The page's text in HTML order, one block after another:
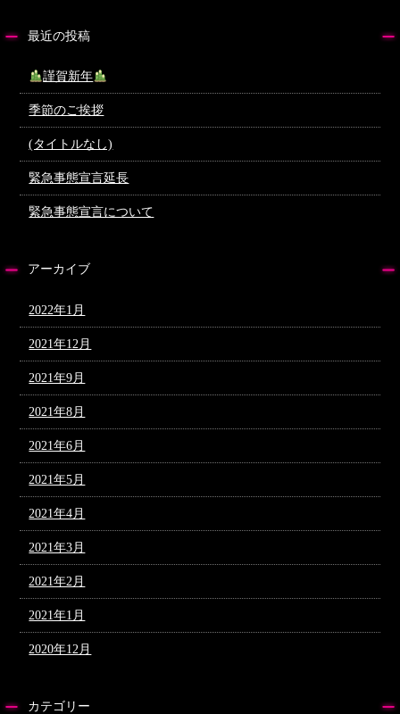
最近の投稿
謹賀新年
季節のご挨拶
(タイトルなし)
緊急事態宣言延長
緊急事態宣言について
アーカイブ
2022年1月
2021年12月
2021年9月
2021年8月
2021年6月
2021年5月
2021年4月
2021年3月
2021年2月
2021年1月
2020年12月
カテゴリー